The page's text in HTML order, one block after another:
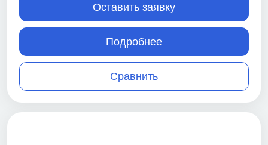
Сравнить
Оставить заявку
Подробнее